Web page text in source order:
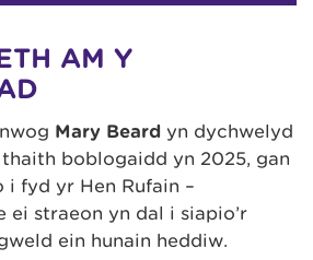
AM Y
Mary Beard yn dychwelyd
boblogaidd yn 2025, gan
i fyd yr Hen Rufain –
ei straeon yn dal i siapio’r
ein hunain heddiw.